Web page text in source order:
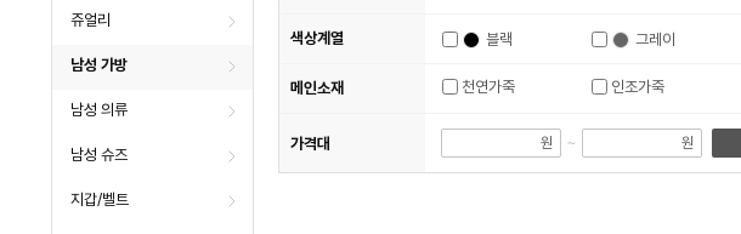
쥬얼리
남성 가방
남성 의류
남성 슈즈
지갑/벨트
색상계열 블랙 그레이
메인소재 천연가죽 인조가죽
가격대 원 ~ 원